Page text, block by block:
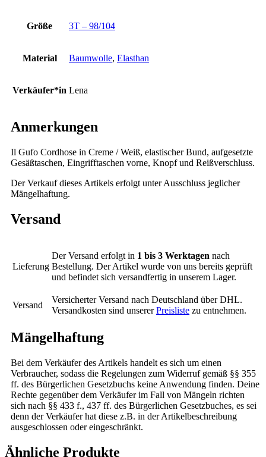
Größe 3T – 98/104
Material Baumwolle, Elasthan
Verkäufer*in Lena
Anmerkungen
Il Gufo Cordhose in Creme / Weiß, elastischer Bund, aufgesetzte
Gesäßtaschen, Eingrifftaschen vorne, Knopf und Reißverschluss.
Der Verkauf dieses Artikels erfolgt unter Ausschluss jeglicher
Mängelhaftung.
Versand
Lieferung
Der Versand erfolgt in 1 bis 3 Werktagen nach
Bestellung. Der Artikel wurde von uns bereits geprüft
und befindet sich versandfertig in unserem Lager.
Versand
Versicherter Versand nach Deutschland über DHL.
Versandkosten sind unsererPreisliste zu entnehmen.
Mängelhaftung
Bei dem Verkäufer des Artikels handelt es sich um einen
Verbraucher, sodass die Regelungen zum Widerruf gemäß §§ 355
ff. des Bürgerlichen Gesetzbuchs keine Anwendung finden. Deine
Rechte gegenüber dem Verkäufer im Fall von Mängeln richten
sich nach §§ 433 f., 437 ff. des Bürgerlichen Gesetzbuches, es sei
denn der Verkäufer hat diese z.B. in der Artikelbeschreibung
ausgeschlossen oder eingeschränkt.
Ähnliche Produkte